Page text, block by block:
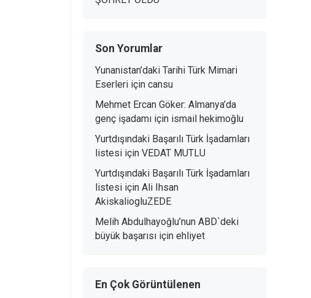
Son Yorumlar
Yunanistan’daki Tarihi Türk Mimari
Eserleri için cansu
Mehmet Ercan Göker: Almanya’da
genç işadamı için ismail hekimoğlu
Yurtdışındaki Başarılı Türk İşadamları
listesi için VEDAT MUTLU
Yurtdışındaki Başarılı Türk İşadamları
listesi için Ali Ihsan
AkiskaliogluZEDE
Melih Abdulhayoğlu’nun ABD`deki
büyük başarısı için ehliyet
En Çok Görüntülenen